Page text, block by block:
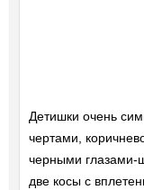
Детишки очень
чертами,
черными глазами-
две косы с